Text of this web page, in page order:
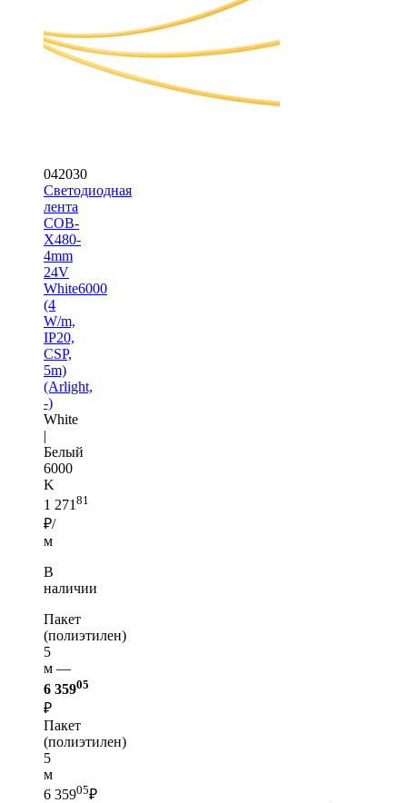
042030
Светодиодная
лента
COB-
X480-
4mm
24V
White6000
(4
W/m,
IP20,
CSP,
5m)
(Arlight,
-)
White
|
Белый
6000
K
1 271 81
₽/
м
В
наличии
Пакет
(полиэтилен)
5
м —
6 35905
₽
Пакет
(полиэтилен)
5
м
6 35905₽